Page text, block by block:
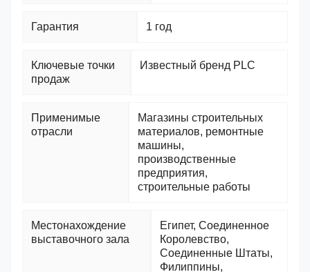
Гарантия 1 год
Ключевые точки
продаж
Известный бренд PLC
Применимые
отрасли
Магазины строительных
материалов, ремонтные
машины,
производственные
предприятия,
строительные работы
Местонахождение
выставочного зала
Египет, Соединенное
Королевство,
Соединенные Штаты,
Филиппины,